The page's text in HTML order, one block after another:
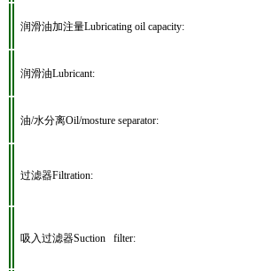
润滑油加注量Lubricating oil capacity:
润滑油Lubricant:
油/水分离Oil/mosture separator:
过滤器Filtration:
吸入过滤器Suction filter: